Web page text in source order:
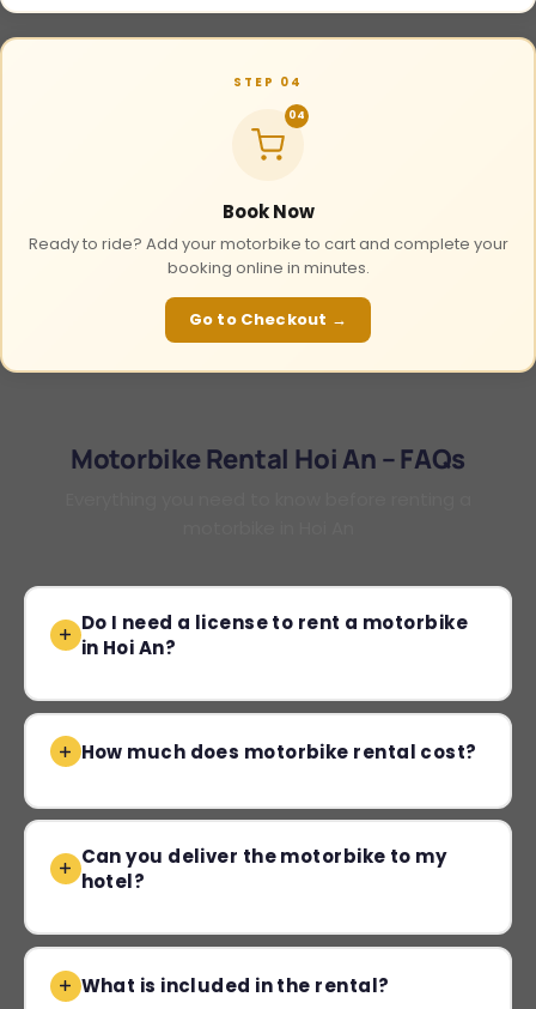
STEP 04
04
Book Now
Ready to ride? Add your motorbike to cart and complete your
booking online in minutes.
Go to Checkout →
Motorbike Rental Hoi An – FAQs
Do I need a license to rent a motorbike
in Hoi An?
How much does motorbike rental cost?
Can you deliver the motorbike to my
hotel?
What is included in the rental?